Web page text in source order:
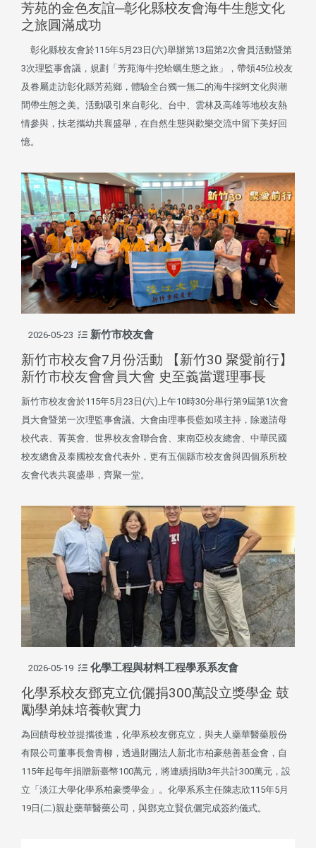
芳苑的金色友誼─彰化縣校友會海牛生態文化
之旅圓滿成功
彰化縣校友會於115年5月23日(六)舉辦第13屆第2次會員活動暨第
3次理監事會議，規劃「芳苑海牛挖蛤蠣生態之旅」，帶領45位校友
及眷屬走訪彰化縣芳苑鄉，體驗全台獨一無二的海牛採蚵文化與潮
間帶生態之美。活動吸引來自彰化、台中、雲林及高雄等地校友熱
情參與，扶老攜幼共襄盛舉，在自然生態與歡樂交流中留下美好回
憶。
2026-05-23 新竹市校友會
新竹市校友會7月份活動 【新竹30 聚愛前行】
新竹市校友會會員大會 史至義當選理事長
新竹市校友會於115年5月23日(六)上午10時30分舉行第9屆第1次會
員大會暨第一次理監事會議。大會由理事長藍如瑛主持，除邀請母
校代表、菁英會、世界校友會聯合會、東南亞校友總會、中華民國
校友總會及泰國校友會代表外，更有五個縣市校友會與四個系所校
友會代表共襄盛舉，齊聚一堂。
2026-05-19 化學工程與材料工程學系系友會
化學系校友鄧克立伉儷捐300萬設立獎學金 鼓
勵學弟妹培養軟實力
為回饋母校並提攜後進，化學系校友鄧克立，與夫人藥華醫藥股份
有限公司董事長詹青柳，透過財團法人新北市柏豪慈善基金會，自
115年起每年捐贈新臺幣100萬元，將連續捐助3年共計300萬元，設
立「淡江大學化學系柏豪獎學金」。化學系系主任陳志欣115年5月
19日(二)親赴藥華醫藥公司，與鄧克立賢伉儷完成簽約儀式。